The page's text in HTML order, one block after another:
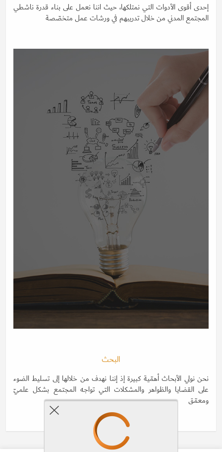
إحدى أقوى الأدوات التي نمتلكها، حيث اننا نعمل على بناء قدرة ناشطي
المجتمع المدني من خلال تدريبهم في ورشات عمل متخصّصة
البحث
نحن نولي الأبحاث أهمّية كبيرة إذ إننا نهدف من خلالها إلى تسليط الضوء
على القضايا والظواهر والمشكلات التي تواجه المجتمع بشكل علميّ
ومعمّق